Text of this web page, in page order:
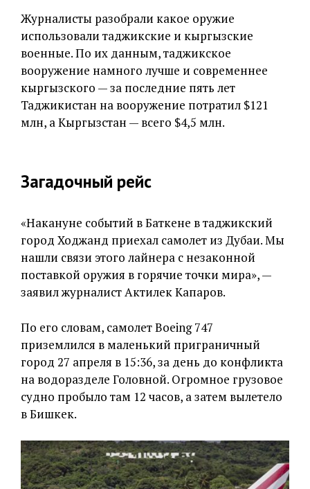
Журналисты разобрали какое оружие
использовали таджикские и кыргызские
военные. По их данным, таджикское
вооружение намного лучше и современнее
кыргызского — за последние пять лет
Таджикистан на вооружение потратил $121
млн, а Кыргызстан — всего $4,5 млн.
Загадочный рейс
«Накануне событий в Баткене в таджикский
город Ходжанд приехал самолет из Дубаи. Мы
нашли связи этого лайнера с незаконной
поставкой оружия в горячие точки мира», —
заявил журналист Актилек Капаров.
По его словам, самолет Boeing 747
приземлился в маленький приграничный
город 27 апреля в 15:36, за день до конфликта
на водоразделе Головной. Огромное грузовое
судно пробыло там 12 часов, а затем вылетело
в Бишкек.